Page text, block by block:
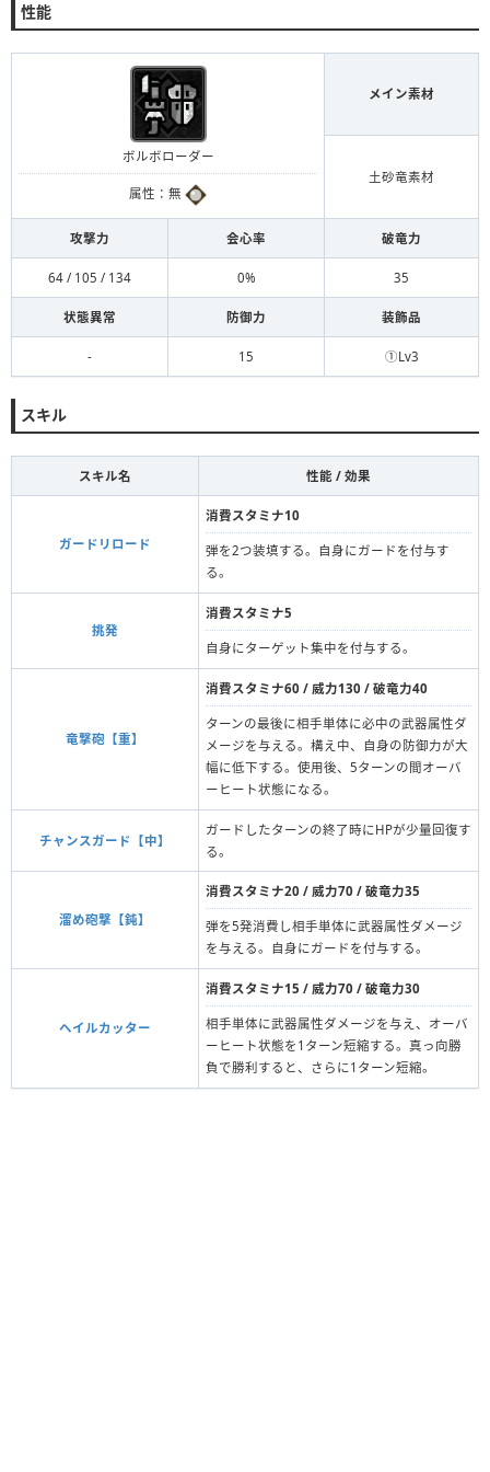
性能
ボルボローダー
属性：無
メイン素材
土砂竜素材
攻撃力 会心率 破竜力
64 / 105 / 134 0% 35
状態異常 防御力 装飾品
- 15 ①Lv3
スキル
スキル名 性能 / 効果
ガードリロード
消費スタミナ10
弾を2つ装填する。自身にガードを付与す
る。
挑発
消費スタミナ5
自身にターゲット集中を付与する。
竜撃砲【重】
消費スタミナ60 / 威力130 / 破竜力40
ターンの最後に相手単体に必中の武器属性ダ
メージを与える。構え中、自身の防御力が大
幅に低下する。使用後、5ターンの間オーバ
ーヒート状態になる。
チャンスガード【中】
ガードしたターンの終了時にHPが少量回復す
る。
溜め砲撃【鈍】
消費スタミナ20 / 威力70 / 破竜力35
弾を5発消費し相手単体に武器属性ダメージ
を与える。自身にガードを付与する。
ヘイルカッター
消費スタミナ15 / 威力70 / 破竜力30
相手単体に武器属性ダメージを与え、オーバ
ーヒート状態を1ターン短縮する。真っ向勝
負で勝利すると、さらに1ターン短縮。